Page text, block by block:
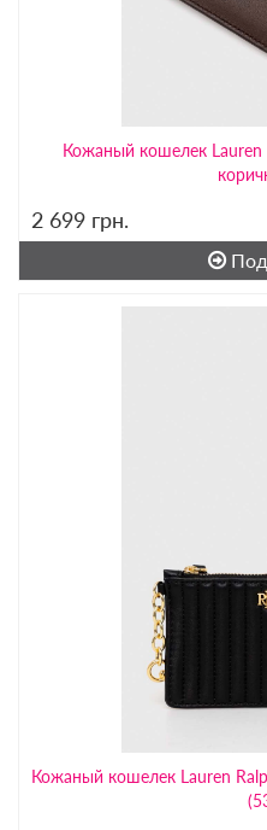
Кожаный кошелек Lauren
2 699 грн.
Кожаный кошелек Lauren